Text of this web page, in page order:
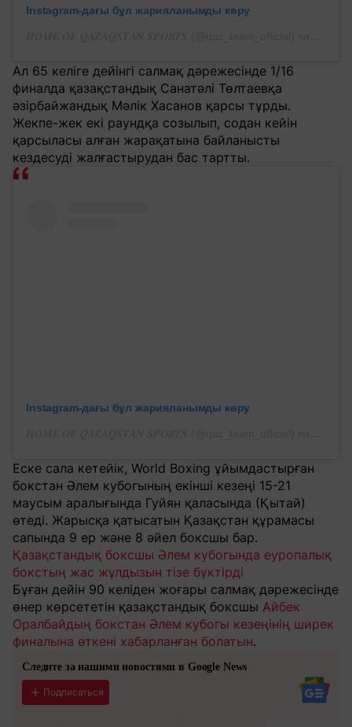
Instagram-дағы бұл жарияланымды көру
Ал 65 келіге дейінгі салмақ дәрежесінде 1/16
финалда қазақстандық Санатәлі Төлтаевқа
әзірбайжандық Мәлік Хасанов қарсы тұрды.
Жекпе-жек екі раундқа созылып, содан кейін
қарсыласы алған жарақатына байланысты
кездесуді жалғастырудан бас тартты.
Instagram-дағы бұл жарияланымды көру
Еске сала кетейік, World Boxing ұйымдастырған
бокстан Әлем кубогының екінші кезеңі 15-21
маусым аралығында Гуйян қаласында (Қытай)
өтеді. Жарысқа қатысатын Қазақстан құрамасы
сапында 9 ер және 8 әйел боксшы бар.
Қазақстандық боксшы Әлем кубогында еуропалық
бокстың жас жұлдызын тізе бүктірді
Бұған дейін 90 келіден жоғары салмақ дәрежесінде
өнер көрсететін қазақстандық боксшы Айбек
Оралбайдың бокстан Әлем кубогы кезеңінің ширек
финалына өткені хабарланған болатын.
Следите за нашими новостями в Google News
Подписаться